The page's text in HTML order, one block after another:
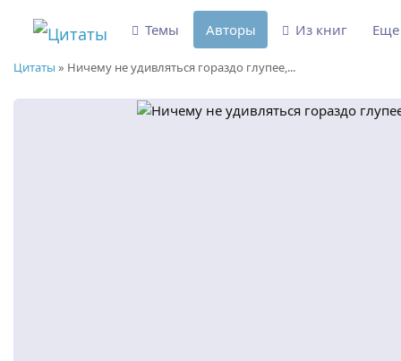
Цитаты » Ничему не удивляться гораздо глупее,...
Темы Авторы Из книг